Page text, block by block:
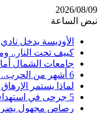
2026/08/09
نبض الساعة
الأوديسة يدخل
كييف تحت النار..
جامعات الشمال
6 أشهر من الحرب.. ماذا كسبت إيران؟
لماذا يستمر
5 جرحى في استهداف أوكراني لمصفاة روسية
رصاص مجهول